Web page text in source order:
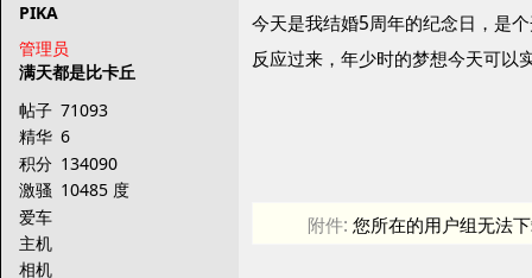
PIKA
管理员
满天都是比卡丘
帖子 71093
精华 6
积分 134090
激骚 10485 度
爱车
主机
相机
今天是我结婚5周年的纪念日，是
反应过来，年少时的梦想今天可以
附件:您所在的用户组无法